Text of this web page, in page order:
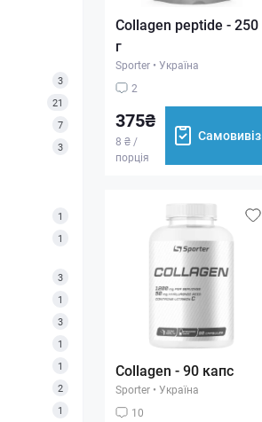
3
21
7
3
1
1
3
1
3
1
1
2
1
Collagen peptide - 250
г
Sporter • Україна
2
375₴
8 ₴ /
порція
Самовивіз
Collagen - 90 капс
Sporter • Україна
10